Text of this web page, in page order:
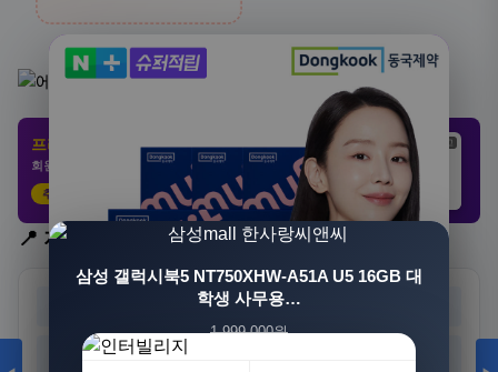
프리미엄 제휴 사이트
회원 전용 특가 · 놓치면 손해
추천 클릭
21,802원
광고
3,308원
광고
8,892원
📍 지역 선택
부산 대구
광주 대전 세종
삼성 갤럭시북5 NT750XHW-A51A U5 16GB 대
학생 사무용…
1,999,000원